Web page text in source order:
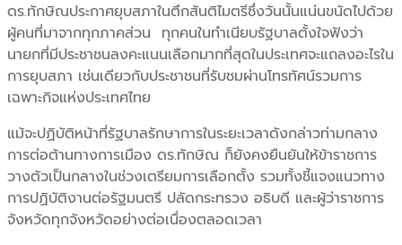
ดร.ทักษิณประกาศยุบสภาในตึกสันติไมตรีซึ่งวันนั้นแน่นขนัดไปด้วย
ผู้คนที่มาจากทุกภาคส่วน ทุกคนในทำเนียบรัฐบาลตั้งใจฟังว่า
นายกที่มีประชาชนลงคะแนนเลือกมากที่สุดในประเทศจะแถลงอะไรใน
การยุบสภา เช่นเดียวกับประชาชนที่รับชมผ่านโทรทัศน์รวมการ
เฉพาะกิจแห่งประเทศไทย
แม้จะปฏิบัติหน้าที่รัฐบาลรักษาการในระยะเวลาดังกล่าวท่ามกลาง
การต่อต้านทางการเมือง ดร.ทักษิณ ก็ยังคงยืนยันให้ข้าราชการ
วางตัวเป็นกลางในช่วงเตรียมการเลือกตั้ง รวมทั้งชี้แจงแนวทาง
การปฏิบัติงานต่อรัฐมนตรี ปลัดกระทรวง อธิบดี และผู้ว่าราชการ
จังหวัดทุกจังหวัดอย่างต่อเนื่องตลอดเวลา